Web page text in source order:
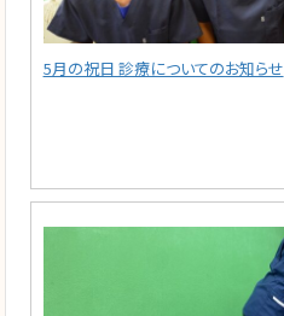
5月の祝日 診療についてのお知らせ